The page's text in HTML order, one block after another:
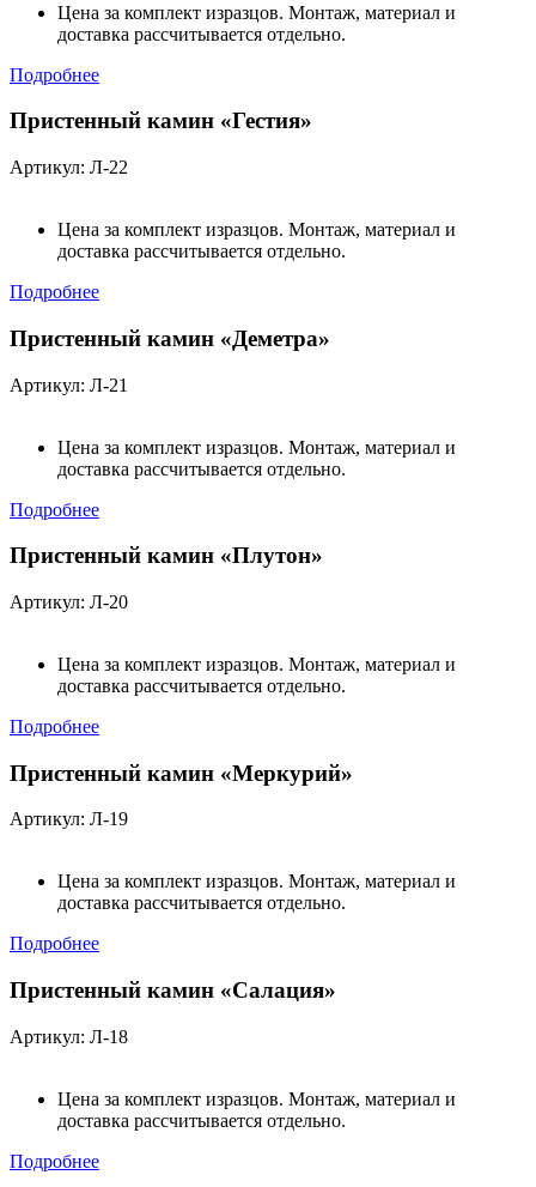
Цена за комплект изразцов. Монтаж, материал и
доставка рассчитывается отдельно.
Подробнее
Пристенный камин «Гестия»
Артикул: Л-22
Цена за комплект изразцов. Монтаж, материал и
доставка рассчитывается отдельно.
Подробнее
Пристенный камин «Деметра»
Артикул: Л-21
Цена за комплект изразцов. Монтаж, материал и
доставка рассчитывается отдельно.
Подробнее
Пристенный камин «Плутон»
Артикул: Л-20
Цена за комплект изразцов. Монтаж, материал и
доставка рассчитывается отдельно.
Подробнее
Пристенный камин «Меркурий»
Артикул: Л-19
Цена за комплект изразцов. Монтаж, материал и
доставка рассчитывается отдельно.
Подробнее
Пристенный камин «Салация»
Артикул: Л-18
Цена за комплект изразцов. Монтаж, материал и
доставка рассчитывается отдельно.
Подробнее